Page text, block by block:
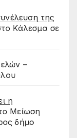
της
Κάλεσμα σε
–
η
Μείωση
δήμο